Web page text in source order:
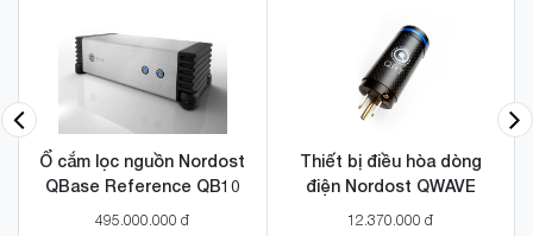
Ổ cắm lọc nguồn Nordost
QBase Reference QB10
495.000.000 đ
Thiết bị điều hòa dòng
điện Nordost QWAVE
12.370.000 đ